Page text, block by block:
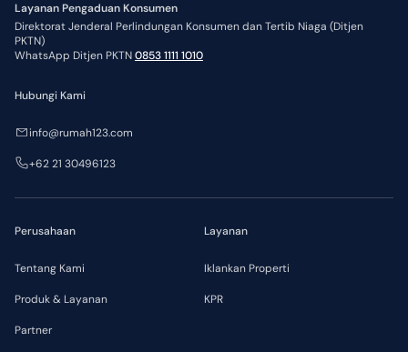
Layanan Pengaduan Konsumen
Direktorat Jenderal Perlindungan Konsumen dan Tertib Niaga (Ditjen
PKTN)
WhatsApp Ditjen PKTN0853 1111 1010
Perusahaan
Tentang Kami
Produk & Layanan
Partner
Layanan
Iklankan Properti
KPR
Hubungi Kami
info@rumah123.com
+62 21 30496123